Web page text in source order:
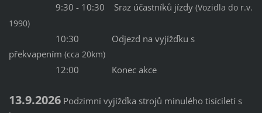
9:30 - 10:30 Sraz účastníků jízdy (Vozidla do r.v.
1990)
10:30 Odjezd na vyjížďku s
překvapením (cca 20km)
12:00 Konec akce
13.9.2026Podzimní vyjížďka strojů minulého tisíciletí s